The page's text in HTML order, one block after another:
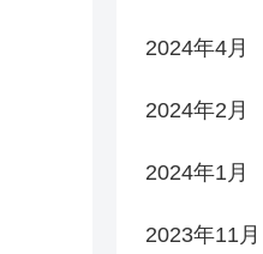
2024年4月
2024年2月
2024年1月
2023年11月